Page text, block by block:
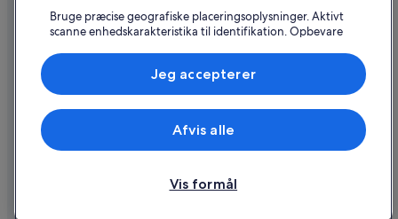
Book en flyrejse med et tilgodehavende fra et flyselskab
Internationale rejsedokumenter
Expedia, Inc. er ikke ansvarlig for indhold fra eksterne hjemmesider.
© 2026 Expedia, Inc. – en del af Expedia Group. Alle rettigheder
forbeholdes. Expedia og Expedias logo er varemærker eller registrerede
Bruge præcise geografiske placeringsoplysninger. Aktivt
scanne enhedskarakteristika til identifikation. Opbevare
annoncering og indhold, annoncerings- og
indholdsmåling, målgruppeundersøgelser og udvikling af
tjenester.
Liste over partnere (leverandører)
Vis formål
Afvis alle
Jeg accepterer